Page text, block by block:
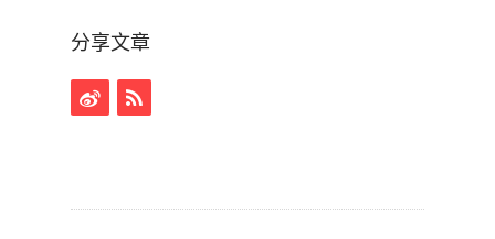
分享文章